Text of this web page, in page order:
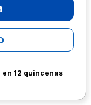
en 12 quincenas